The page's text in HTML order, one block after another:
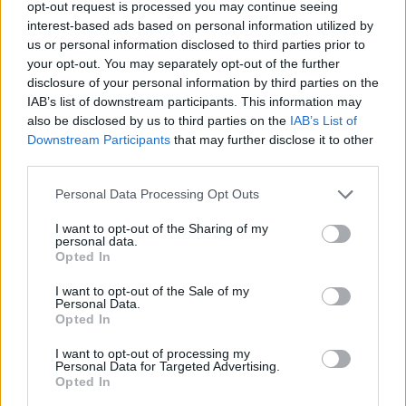
opt-out request is processed you may continue seeing
interest-based ads based on personal information utilized by
us or personal information disclosed to third parties prior to
your opt-out. You may separately opt-out of the further
disclosure of your personal information by third parties on the
IAB’s list of downstream participants. This information may
also be disclosed by us to third parties on the IAB’s List of
Downstream Participants that may further disclose it to other
Personal Data Processing Opt Outs
I want to opt-out of the Sharing of my
personal data.
Opted In
I want to opt-out of the Sale of my
Personal Data.
Opted In
I want to opt-out of processing my
Personal Data for Targeted Advertising.
Opted In
tabletki przeciw krwotoczne (które mi nie
pomogły ) i kazał przyjść za miesiąc . Po czym
udałam się na kolejną wizytę i doktor
powiedziała że zmieni mi tabelki antykoncepcja
na kelzy ( również bez zmian dalej krwawie ) .
Nie wiem do kogo ma się udać po pomoc i jak
sobie z tym poradzić ostatnio zauważyłam że
chaotycznie.
Nuvaring i krwawienie miesiączkowe ustało. Czy
to normalne?
Antykoncepcja
Tematy ciąża test ciążowy badanie usg
dziecko zapłodnienie antykoncepcja
Reklama: